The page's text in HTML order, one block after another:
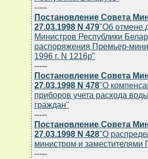
-----
Постановление Совета
27.03.1998 N 479"Об отмене
Министров Республики
распоряжения Премьер-
1996 г. N 1216р"
-----
Постановление Совета
27.03.1998 N 478"О
приборов учета расхода
граждан"
-----
Постановление Совета
27.03.1998 N 428"О
министром и заместителями
-----